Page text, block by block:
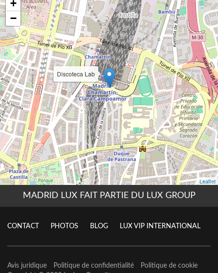
MADRID LUX FAIT PARTIE DU LUX GROUP
CONTACT PHOTOS BLOG LUX VIP INTERNATIONAL
Avis juridique Politique de confidentialité
Politique de cookie